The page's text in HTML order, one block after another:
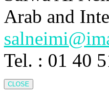
Arab and
Tel. : 01 40
CLOSE